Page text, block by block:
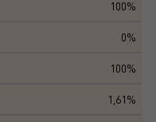
100%
0%
100%
1,61%